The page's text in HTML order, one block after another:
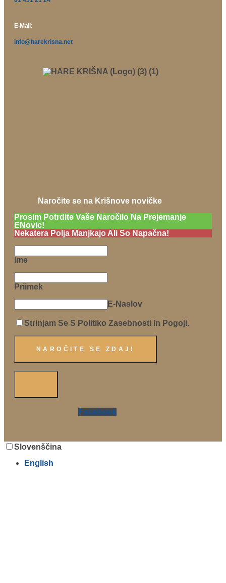
E-Mail:
info@harekrisna.net
Naročite se na Krišnove novičke
Prosim Potrdite Vaše Naročilo Na Prejemanje
ENovic!
Nekatera Polja Manjkajo Ali So Napačna!
Ime
Priimek
E-Naslov
Strinjam Se S Politiko Zasebnosti In Pogoji.
Facebook
Slovenščina
English